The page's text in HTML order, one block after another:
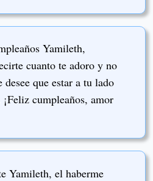
Yamileth,
cuanto te adoro y no
desee que estar a tu lado
cumpleaños, amor
Yamileth, el haberme